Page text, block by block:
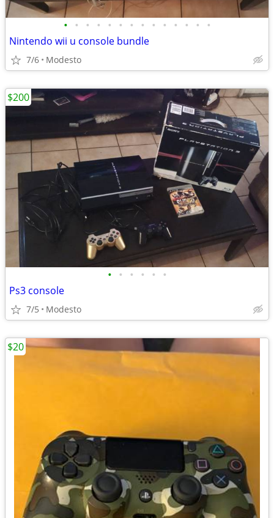
• • • • • • • • • • • • • •
Nintendo wii u console bundle
7/6 Modesto
• • • • • •
Ps3 console
7/5 Modesto
$200
$20